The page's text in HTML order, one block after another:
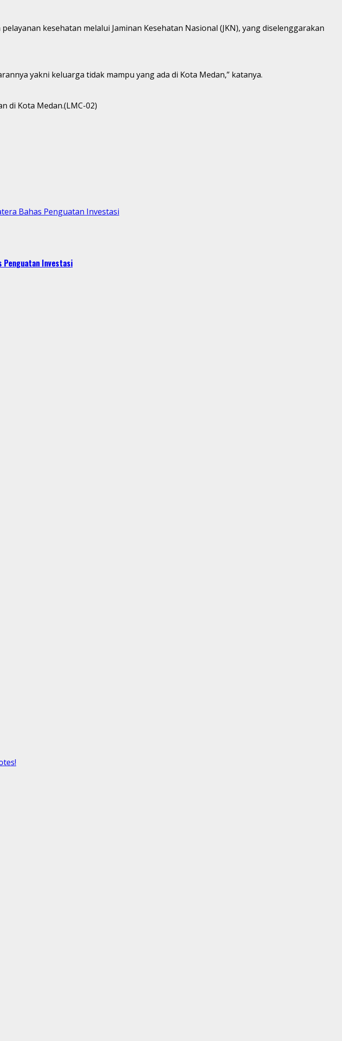
kesehatan melalui Jaminan Kesehatan Nasional (JKN), yang diselenggarakan
yakni keluarga tidak mampu yang ada di Kota Medan,” katanya.
di Kota Medan.(LMC-02)
Bahas Penguatan Investasi
Penguatan Investasi